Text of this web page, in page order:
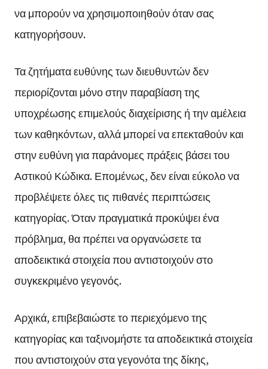
να μπορούν να χρησιμοποιηθούν όταν σας
κατηγορήσουν.
Τα ζητήματα ευθύνης των διευθυντών δεν
περιορίζονται μόνο στην παραβίαση της
υποχρέωσης επιμελούς διαχείρισης ή την αμέλεια
των καθηκόντων, αλλά μπορεί να επεκταθούν και
στην ευθύνη για παράνομες πράξεις βάσει του
Αστικού Κώδικα. Επομένως, δεν είναι εύκολο να
προβλέψετε όλες τις πιθανές περιπτώσεις
κατηγορίας. Όταν πραγματικά προκύψει ένα
πρόβλημα, θα πρέπει να οργανώσετε τα
αποδεικτικά στοιχεία που αντιστοιχούν στο
συγκεκριμένο γεγονός.
Αρχικά, επιβεβαιώστε το περιεχόμενο της
κατηγορίας και ταξινομήστε τα αποδεικτικά στοιχεία
που αντιστοιχούν στα γεγονότα της δίκης,